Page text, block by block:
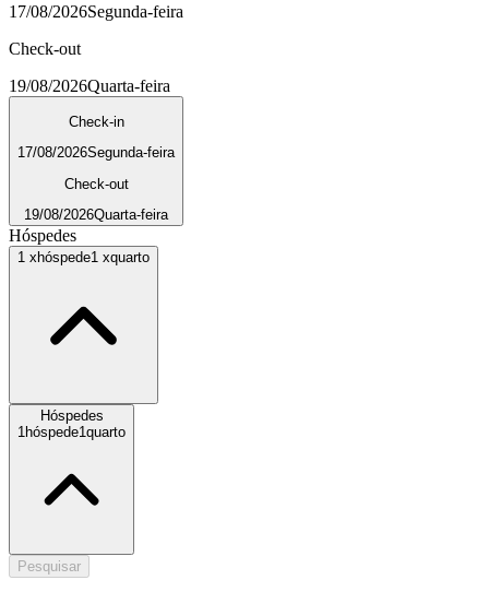
17/08/2026Segunda-feira
Check-out
19/08/2026Quarta-feira
Check-in
17/08/2026Segunda-feira
Check-out
19/08/2026Quarta-feira
Hóspedes
1 x hóspede1 xquarto
Hóspedes
1 hóspede1 quarto
Pesquisar